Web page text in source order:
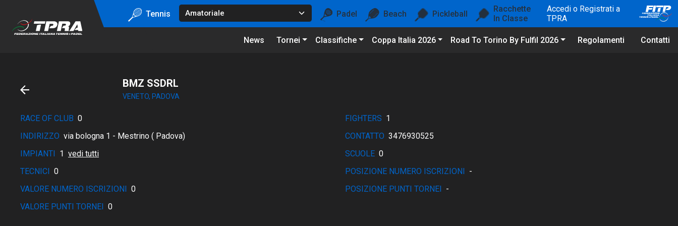
Tennis Padel Beach Pickleball
Racchette
In Classe
Accedi o Registrati a
TPRA
News Tornei Classifiche Coppa Italia 2026 Road To Torino By Fulfil 2026 Regolamenti Contatti
BMZ SSDRL
VENETO, PADOVA
RACE OF CLUB 0 FIGHTERS 1
INDIRIZZO via bologna 1 - Mestrino ( Padova) CONTATTO 3476930525
IMPIANTI 1 vedi tutti SCUOLE 0
TECNICI 0 POSIZIONE NUMERO ISCRIZIONI -
VALORE NUMERO ISCRIZIONI 0 POSIZIONE PUNTI TORNEI -
VALORE PUNTI TORNEI 0